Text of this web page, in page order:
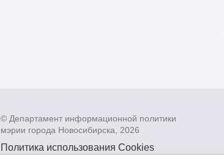
© Департамент информационной политики
мэрии города Новосибирска, 2026
Политика использования Cookies